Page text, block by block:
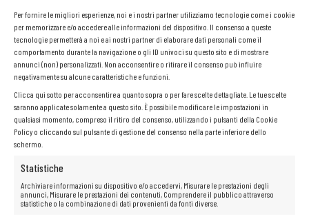
Per fornire le migliori esperienze, noi e i nostri partner utilizziamo tecnologie come i cookie
per memorizzare e/o accedere alle informazioni del dispositivo. Il consenso a queste
tecnologie permetterà a noi e ai nostri partner di elaborare dati personali come il
comportamento durante la navigazione o gli ID univoci su questo sito e di mostrare
annunci (non) personalizzati. Non acconsentire o ritirare il consenso può influire
negativamente su alcune caratteristiche e funzioni.
Clicca qui sotto per acconsentire a quanto sopra o per fare scelte dettagliate. Le tue scelte
saranno applicate solamente a questo sito. È possibile modificare le impostazioni in
qualsiasi momento, compreso il ritiro del consenso, utilizzando i pulsanti della Cookie
Policy o cliccando sul pulsante di gestione del consenso nella parte inferiore dello
schermo.
Statistiche
Archiviare informazioni su dispositivo e/o accedervi, Misurare le prestazioni degli
annunci, Misurare le prestazioni dei contenuti, Comprendere il pubblico attraverso
statistiche o la combinazione di dati provenienti da fonti diverse.
Specifiche tecniche: